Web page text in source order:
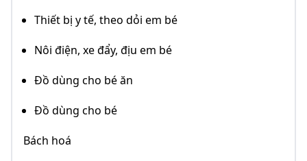
Thiết bị y tế, theo dỏi em bé
Nôi điện, xe đẩy, địu em bé
Đồ dùng cho bé ăn
Đồ dùng cho bé
Bách hoá